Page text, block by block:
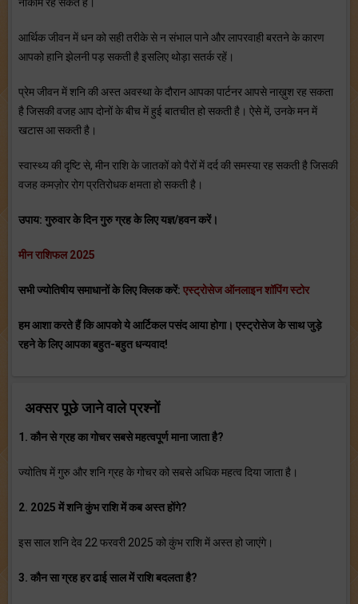
आर्थिक जीवन में धन को सही तरीके से न संभाल पाने और लापरवाही बरतने के कारण
आपको हानि झेलनी पड़ सकती है इसलिए थोड़ा सतर्क रहें।
प्रेम जीवन में शनि की अस्त अवस्था के दौरान आपका पार्टनर आपसे नाख़ुश रह सकता
है जिसकी वजह आप दोनों के बीच में हुई बातचीत हो सकती है। ऐसे में, उनके मन में
खटास आ सकती है।
स्वास्थ्य की दृष्टि से, मीन राशि के जातकों को पैरों में दर्द की समस्या रह सकती है जिसकी
वजह कमज़ोर रोग प्रतिरोधक क्षमता हो सकती है।
उपाय: गुरुवार के दिन गुरु ग्रह के लिए यज्ञ/हवन करें।
मीन राशिफल 2025
सभी ज्योतिषीय समाधानों के लिए क्लिक करें: एस्ट्रोसेज ऑनलाइन शॉपिंग स्टोर
हम आशा करते हैं कि आपको ये आर्टिकल पसंद आया होगा। एस्ट्रोसेज के साथ जुड़े
रहने के लिए आपका बहुत-बहुत धन्यवाद!
अक्सर पूछे जाने वाले प्रश्नों
1. कौन से ग्रह का गोचर सबसे महत्वपूर्ण माना जाता है?
ज्योतिष में गुरु और शनि ग्रह के गोचर को सबसे अधिक महत्व दिया जाता है।
2. 2025 में शनि कुंभ राशि में कब अस्त होंगे?
इस साल शनि देव 22 फरवरी 2025 को कुंभ राशि में अस्त हो जाएंगे।
3. कौन सा ग्रह हर ढाई साल में राशि बदलता है?